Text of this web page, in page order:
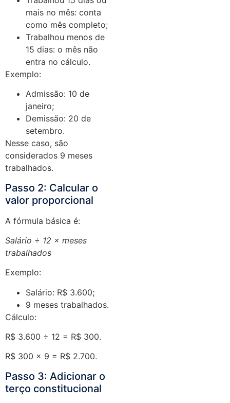
mais no mês: conta
como mês completo;
Trabalhou menos de
15 dias: o mês não
entra no cálculo.
Exemplo:
Admissão: 10 de
janeiro;
Demissão: 20 de
setembro.
Nesse caso, são
considerados 9 meses
trabalhados.
Passo 2: Calcular o
valor proporcional
A fórmula básica é:
Salário ÷ 12 × meses
trabalhados
Exemplo:
Salário: R$ 3.600;
9 meses trabalhados.
Cálculo:
R$ 3.600 ÷ 12 = R$ 300.
R$ 300 × 9 = R$ 2.700.
Passo 3: Adicionar o
terço constitucional